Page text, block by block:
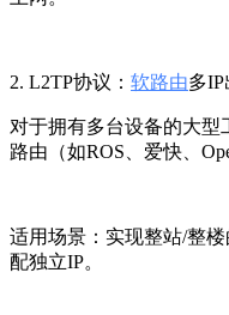
2. L2TP协议： 软路由多
对于拥有多台设备的大
路由（如ROS、爱快、
适用场景：实现整站/整
配独立IP。